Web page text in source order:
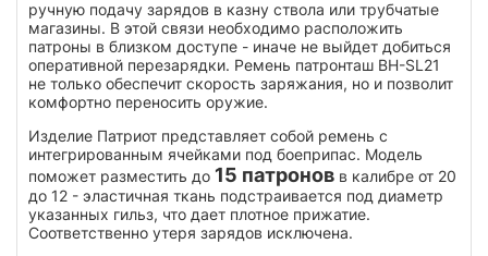
ручную подачу зарядов в казну ствола или трубчатые
магазины. В этой связи необходимо расположить
патроны в близком доступе - иначе не выйдет добиться
оперативной перезарядки. Ремень патронташ BH-SL21
не только обеспечит скорость заряжания, но и позволит
комфортно переносить оружие.
Изделие Патриот представляет собой ремень с
интегрированным ячейками под боеприпас. Модель
поможет разместить до 15 патронов в калибре от 20
до 12 - эластичная ткань подстраивается под диаметр
указанных гильз, что дает плотное прижатие.
Соответственно утеря зарядов исключена.